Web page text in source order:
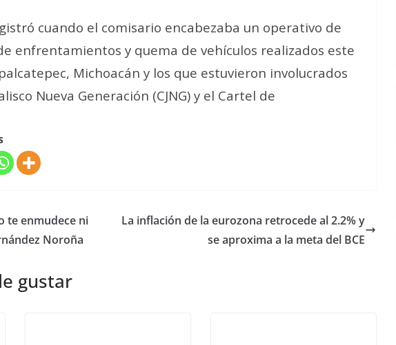
cuando el comisario encabezaba un operativo de
enfrentamientos y quema de vehículos realizados este
Michoacán y los que estuvieron involucrados
Nueva Generación (CJNG) y el Cartel de
te enmudece ni
Noroña
La inflación de la eurozona retrocede al 2.2% y
se aproxima a la meta del BCE
gustar